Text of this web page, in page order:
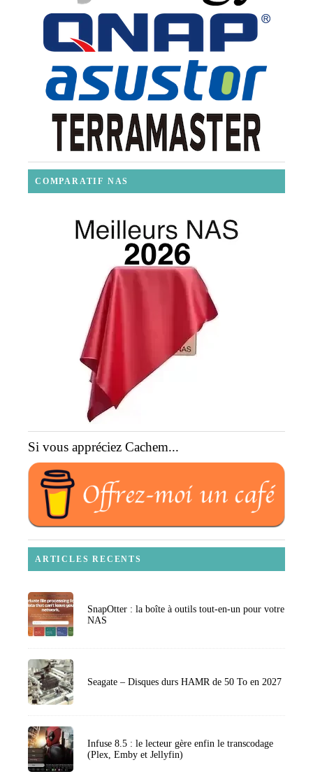
COMPARATIF NAS
Si vous appréciez Cachem...
ARTICLES RECENTS
SnapOtter : la boîte à outils tout-en-un pour votre
NAS
Seagate – Disques durs HAMR de 50 To en 2027
Infuse 8.5 : le lecteur gère enfin le transcodage
(Plex, Emby et Jellyfin)